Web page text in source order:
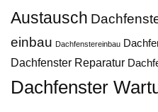
Austausch
einbau Dachfenstereinbau
Dachfenster Reparatur
Dachfenster